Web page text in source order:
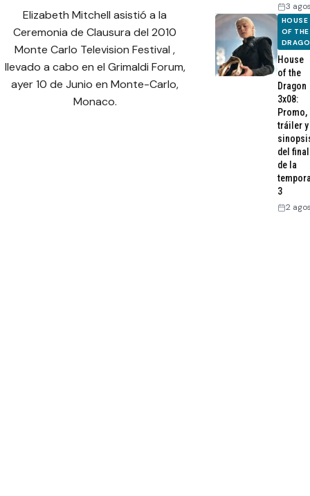
Elizabeth Mitchell asistió a la
Ceremonia de Clausura del 2010
Monte Carlo Television Festival ,
llevado a cabo en el Grimaldi Forum,
ayer 10 de Junio en Monte-Carlo,
Monaco.
3
HOUSE
OF THE
House
of the
Dragon
3x08:
Promo,
tráiler y
del final
de la
3
2